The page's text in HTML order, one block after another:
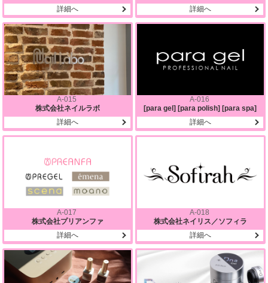
詳細へ
詳細へ
A-015
株式会社ネイルラボ
詳細へ
A-016
[para gel] [para polish] [para spa]
詳細へ
A-017
株式会社プリアンファ
詳細へ
A-018
株式会社ネイリス／ソフィラ
詳細へ